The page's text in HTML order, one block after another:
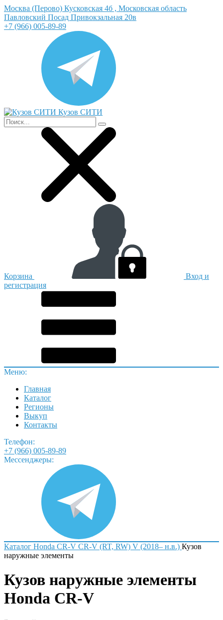
Москва (Перово) Кусковская 4б , Московская область
Павловский Посад Привокзальная 20в
+7 (966) 005-89-89
Кузов СИТИ
Корзина
Вход и
регистрация
Меню:
Главная
Каталог
Регионы
Выкуп
Контакты
Телефон:
+7 (966) 005-89-89
Мессенджеры:
Каталог Honda CR-V CR-V (RT, RW) V (2018– н.в.) Кузов
наружные элементы
Кузов наружные элементы
Honda CR-V